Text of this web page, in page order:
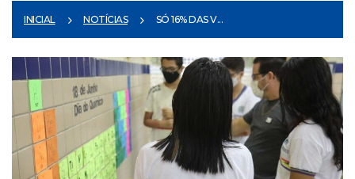
INICIAL NOTÍCIAS SÓ 16% DAS V...